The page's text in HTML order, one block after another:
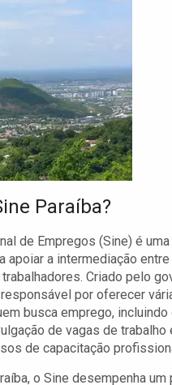
Paraíba?
de Empregos (Sine) é
apoiar a intermediação entre
Criado pelo
por oferecer
busca emprego, incluindo
de vagas de trabalho
de capacitação
o Sine desempenha um